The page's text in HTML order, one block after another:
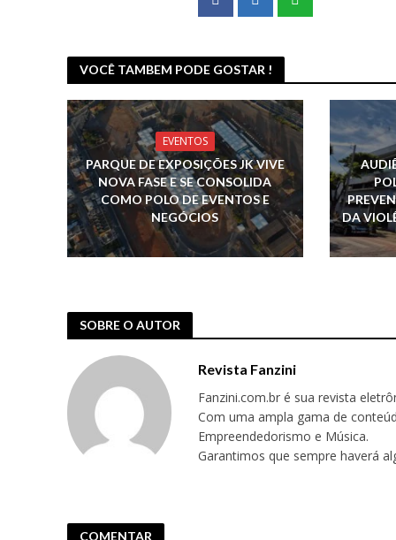
VOCÊ TAMBEM PODE GOSTAR !
EVENTOS
PARQUE DE EXPOSIÇÕES JK VIVE
NOVA FASE E SE CONSOLIDA
COMO POLO DE EVENTOS E
NEGÓCIOS
DA
SOBRE O AUTOR
Revista Fanzini
Fanzini.com.br é sua revista
Com uma ampla gama de
Empreendedorismo e Música.
Garantimos que sempre haverá
COMENTAR